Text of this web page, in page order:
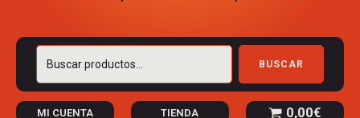
Buscar
BUSCAR
MI CUENTA TIENDA 0,00€